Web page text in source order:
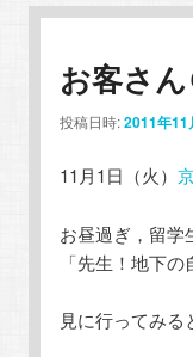
お客さ
投稿日時:2011年11
11月1日（火）
お昼過ぎ，留学
「先生！地下
見に行ってみる